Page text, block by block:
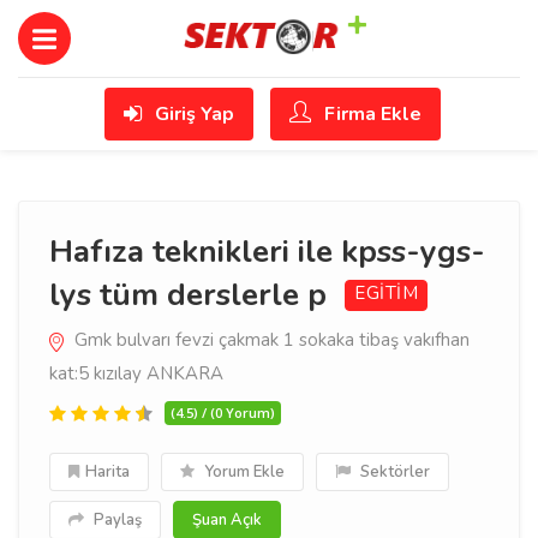
Giriş Yap Firma Ekle
Hafıza teknikleri ile kpss-ygs-
lys tüm derslerle p
EGİTİM
Gmk bulvarı fevzi çakmak 1 sokaka tibaş vakıfhan
kat:5 kızılay ANKARA
(4.5) / (0 Yorum)
Harita Yorum Ekle Sektörler
Paylaş Şuan Açık